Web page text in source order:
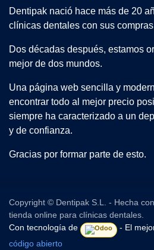
Dentipak nació hace más de 20
clínicas dentales con sus
Dos décadas después, estamos
mejor de dos mundos.
Una página web sencilla y
encontrar todo al mejor precio
siempre ha caracterizado a un
y de confianza.
Gracias por formar parte de esto.
Copyright © Dentipak S.L. - Hecha
tienda online para clínicas dentales.
Con tecnología de
- El
código abierto